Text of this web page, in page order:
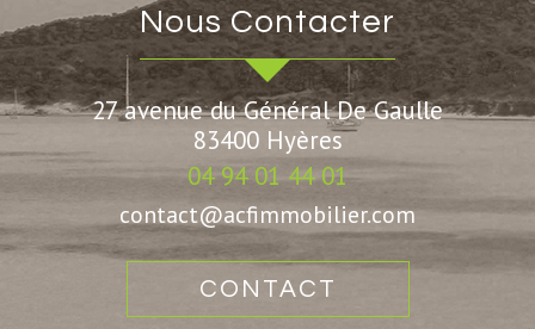
Nous Contacter
27 avenue du Général De Gaulle
83400 Hyères
04 94 01 44 01
contact@acfimmobilier.com
CONTACT